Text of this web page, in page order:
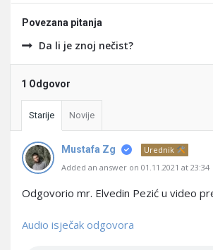
Povezana pitanja
Da li je znoj nečist?
1 Odgovor
Starije Novije
Mustafa Zg
Urednik
Added an answer on 01.11.2021 at 23:34
Odgovorio mr. Elvedin Pezić u video
Audio isječak odgovora